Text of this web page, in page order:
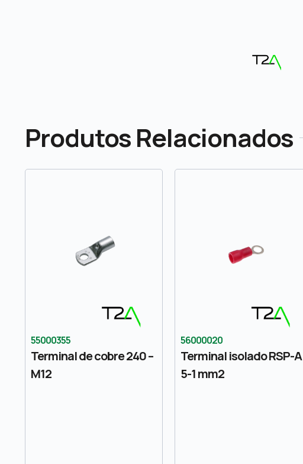
Produtos Relacionados
55000355
Terminal de cobre 240 –
M12
56000020
Terminal isolado RSP-A
5-1 mm2